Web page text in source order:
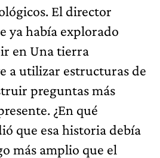
El director
ya había explorado
en Una tierra
a utilizar estructuras de
preguntas más
¿En qué
que esa historia debía
más amplio que el